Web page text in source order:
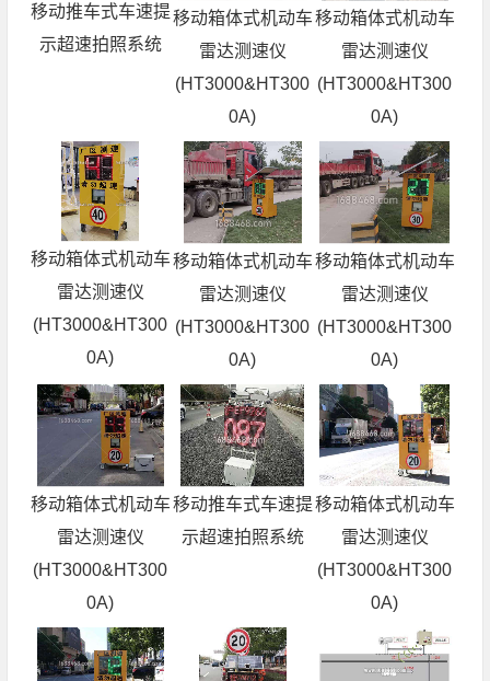
移动推车式车速提
示超速拍照系统
移动箱体式机动车
雷达测速仪
(HT3000&HT300
0A)
移动箱体式机动车
雷达测速仪
(HT3000&HT300
0A)
移动箱体式机动车
雷达测速仪
(HT3000&HT300
0A)
移动箱体式机动车
雷达测速仪
(HT3000&HT300
0A)
移动箱体式机动车
雷达测速仪
(HT3000&HT300
0A)
移动箱体式机动车
雷达测速仪
(HT3000&HT300
0A)
移动推车式车速提
示超速拍照系统
移动箱体式机动车
雷达测速仪
(HT3000&HT300
0A)